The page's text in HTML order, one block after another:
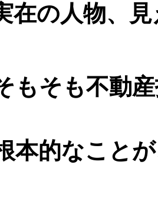
の人物、
もそも不動
的なこと